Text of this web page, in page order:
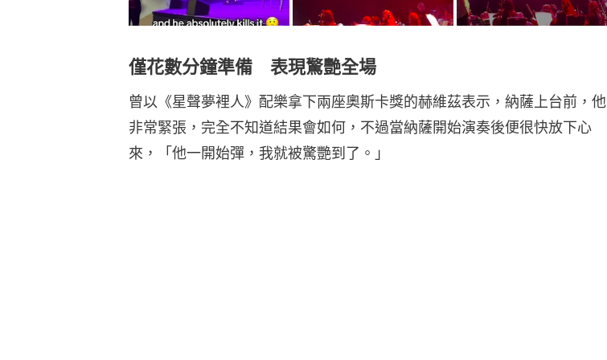
僅花數分鐘準備 表現驚艷全場
曾以《星聲夢裡人》配樂拿下兩座奧斯卡獎的赫維茲表示，納薩上台前，他
非常緊張，完全不知道結果會如何，不過當納薩開始演奏後便很快放下心
來，「他一開始彈，我就被驚艷到了。」